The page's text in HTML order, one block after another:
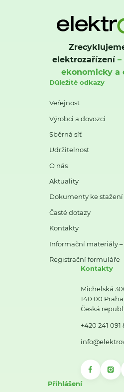
elektrozařízení–
ekonomicky a
Důležité odkazy
Veřejnost
Výrobci a dovozci
Sběrná síť
Udržitelnost
O nás
Aktuality
Dokumenty ke stažení
Časté dotazy
Kontakty
Informační materiály
Registrační formuláře
Kontakty
Michelská
140 00
Česká
+420 241 091
Přihlášení